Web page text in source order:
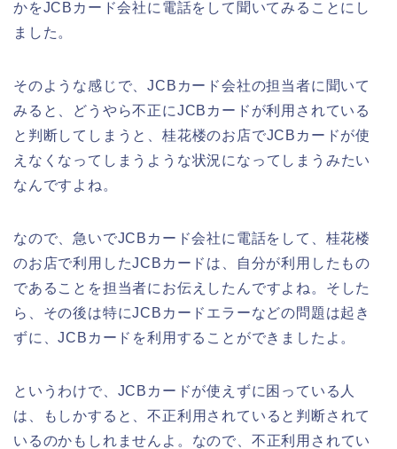
かをJCBカード会社に電話をして聞いてみることにし
ました。
そのような感じで、JCBカード会社の担当者に聞いて
みると、どうやら不正にJCBカードが利用されている
と判断してしまうと、桂花楼のお店でJCBカードが使
えなくなってしまうような状況になってしまうみたい
なんですよね。
なので、急いでJCBカード会社に電話をして、桂花楼
のお店で利用したJCBカードは、自分が利用したもの
であることを担当者にお伝えしたんですよね。そした
ら、その後は特にJCBカードエラーなどの問題は起き
ずに、JCBカードを利用することができましたよ。
というわけで、JCBカードが使えずに困っている人
は、もしかすると、不正利用されていると判断されて
いるのかもしれませんよ。なので、不正利用されてい